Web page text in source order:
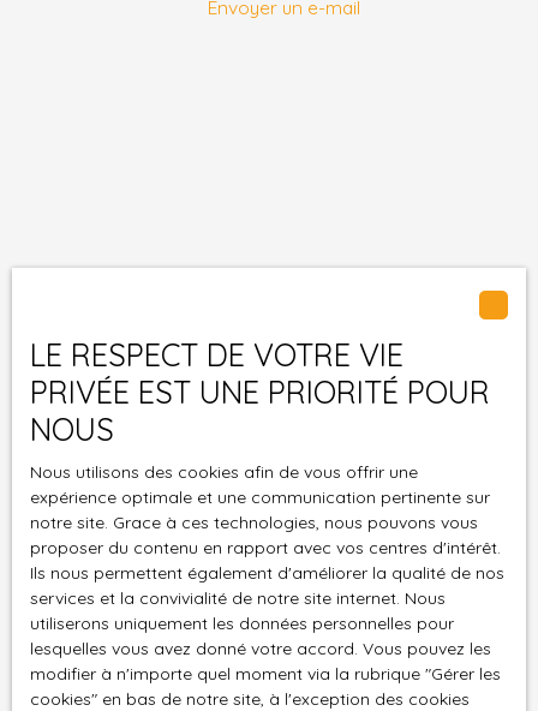
Envoyer un e-mail
Emilie Mousset
Agent Commercial
LE RESPECT DE VOTRE VIE
PRIVÉE EST UNE PRIORITÉ POUR
NOUS
Nous utilisons des cookies afin de vous offrir une
expérience optimale et une communication pertinente sur
notre site. Grace à ces technologies, nous pouvons vous
proposer du contenu en rapport avec vos centres d'intérêt.
Ils nous permettent également d'améliorer la qualité de nos
services et la convivialité de notre site internet. Nous
utiliserons uniquement les données personnelles pour
lesquelles vous avez donné votre accord. Vous pouvez les
modifier à n'importe quel moment via la rubrique ″Gérer les
cookies″ en bas de notre site, à l'exception des cookies